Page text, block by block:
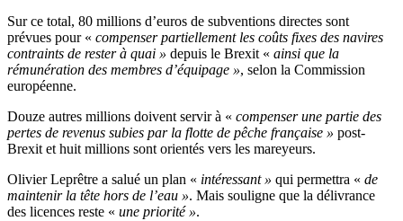
Sur ce total, 80 millions d’euros de subventions directes sont
prévues pour « compenser partiellement les coûts fixes des navires
contraints de rester à quai » depuis le Brexit « ainsi que la
rémunération des membres d’équipage », selon la Commission
européenne.
Douze autres millions doivent servir à « compenser une partie des
pertes de revenus subies par la flotte de pêche française » post-
Brexit et huit millions sont orientés vers les mareyeurs.
Olivier Leprêtre a salué un plan « intéressant » qui permettra « de
maintenir la tête hors de l’eau ». Mais souligne que la délivrance
des licences reste « une priorité ».